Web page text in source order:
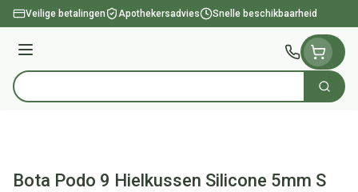
Ga naar de inhoud
Veilige betalingen Apothekersadvies Snelle beschikbaarheid
Menu
Product, merk, categorie... Zoek
Bota Podo 9 Hielkussen Silicone 5mm S